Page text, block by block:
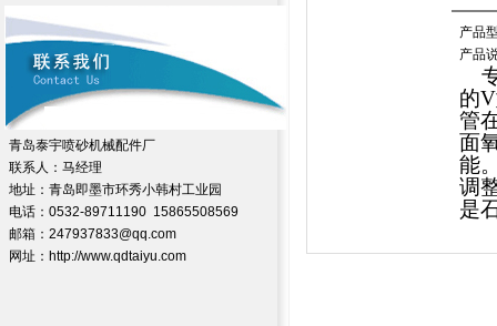
青岛泰宇喷砂机械配件厂
联系人：马经理
地址：青岛即墨市环秀小韩村工业园
电话：0532-89711190 15865508569
邮箱：247937833@qq.com
网址：http://www.qdtaiyu.com
产品
产品
的V
管
面
能
调
是